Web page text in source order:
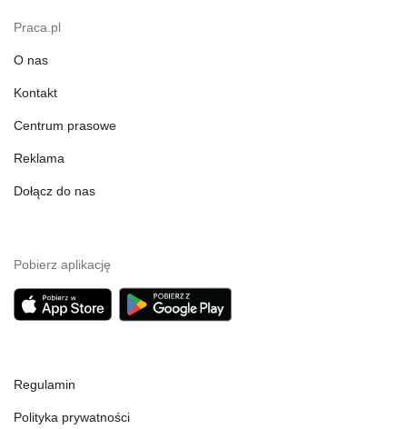
Praca.pl
O nas
Kontakt
Centrum prasowe
Reklama
Dołącz do nas
Pobierz aplikację
Regulamin
Polityka prywatności